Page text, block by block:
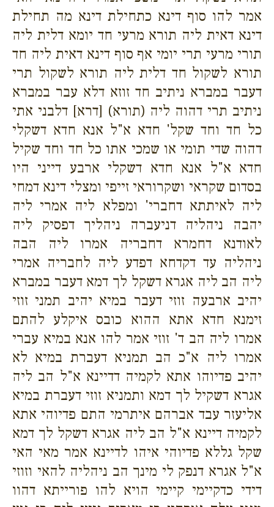
אמר להו סוף דינא כתחילת דינא מה תחילת
דינא דאית ליה תורא מרעי חד יומא דלית ליה
תורי מרעי תרי יומי אף סוף דינא דאית ליה חד
תורא לשקול חד דלית ליה תורא לשקול תרי
דעבר במברא ניתיב חד זוזא דלא עבר במברא
ניתיב תרי דהוה ליה (תורא) [דרא] דלבני אתי
כל חד וחד שקל' חדא א"ל אנא חדא דשקלי
דהוה שדי תומי או שמכי אתו כל חד וחד שקיל
חדא א"ל אנא חדא דשקלי ארבע דייני היו
בסדום שקראי ושקרוראי זייפי ומצלי דינא דמחי
ליה לאיתתא דחברי' ומפלא ליה אמרי ליה
יהבה ניהליה דניעברה ניהליך דפסיק ליה
לאודנא דחמרא דחבריה אמרו ליה הבה
ניהליה עד דקדחא דפדע ליה לחבריה אמרי
ליה הב ליה אגרא דשקל לך דמא דעבר במברא
יהיב ארבעה זוזי דעבר במיא יהיב תמני זוזי
זימנא חדא אתא ההוא כובס איקלע להתם
אמרו ליה הב ד' זוזי אמר להו אנא במיא עברי
אמרו ליה א"כ הב תמניא דעברת במיא לא
יהיב פדיוהו אתא לקמיה דדיינא א"ל הב ליה
אגרא דשקיל לך דמא ותמניא זוזי דעברת במיא
אליעזר עבד אברהם איתרמי התם פדיוהי אתא
לקמיה דיינא א"ל הב ליה אגרא דשקל לך דמא
שקל גללא פדיוהי איהו לדיינא אמר מאי האי
א"ל אגרא דנפק לי מינך הב ניהליה להאי וזוזי
דידי כדקיימי קיימי הויא להו פורייתא דהוו